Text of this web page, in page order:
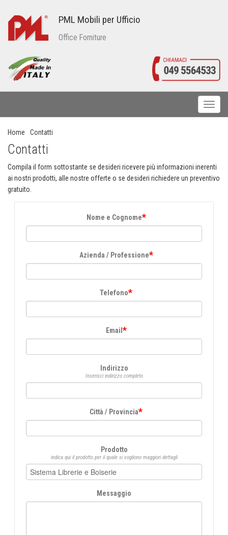
PML Mobili per Ufficio
Office Forniture
Home Contatti
Contatti
Compila il form sottostante se desideri ricevere più informazioni inerenti
ai nostri prodotti, alle nostre offerte o se desideri richiedere un preventivo
gratuito.
Nome e Cognome*
Azienda / Professione*
Telefono*
Email*
Indirizzo
Inserisci indirizzo completo
Città / Provincia*
Prodotto
indica qui il prodotto per il quale si vogliono maggiori dettagli
Messaggio